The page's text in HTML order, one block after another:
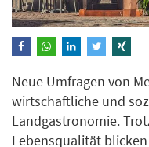
Neue Umfragen von
wirtschaftliche und
Landgastronomie.
Lebensqualität